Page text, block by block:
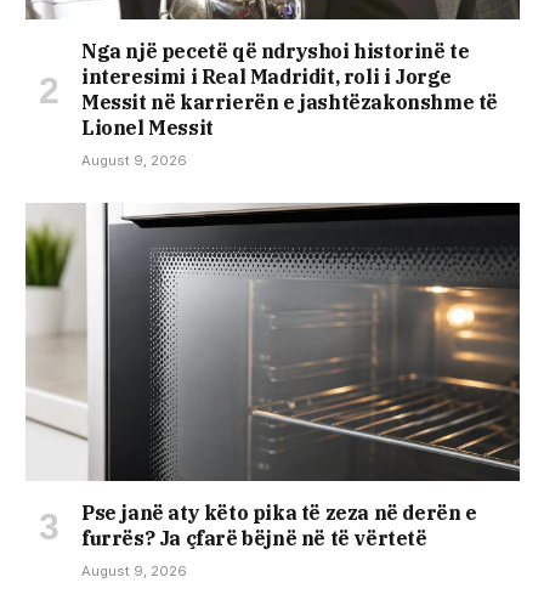
Nga një pecetë që ndryshoi historinë te
interesimi i Real Madridit, roli i Jorge
Messit në karrierën e jashtëzakonshme të
Lionel Messit
August 9, 2026
Pse janë aty këto pika të zeza në derën e
furrës? Ja çfarë bëjnë në të vërtetë
August 9, 2026